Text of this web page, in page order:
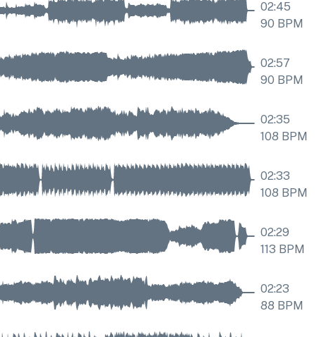
02:45
90 BPM
02:57
90 BPM
02:35
108 BPM
02:33
108 BPM
02:29
113 BPM
02:23
88 BPM